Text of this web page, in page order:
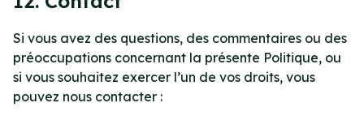
Si vous avez des questions, des commentaires ou des
préoccupations concernant la présente Politique, ou
si vous souhaitez exercer l’un de vos droits, vous
pouvez nous contacter :